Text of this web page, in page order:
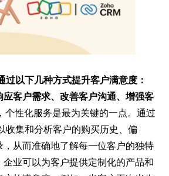
过以下几种方式提升客户满意度：
客户需求、改善客户沟通、增强客
个性化服务是最为关键的一点。通过
收集和分析客户的购买历史、偏
从而准确地了解每一位客户的独特
业可以为客户提供定制化的产品和